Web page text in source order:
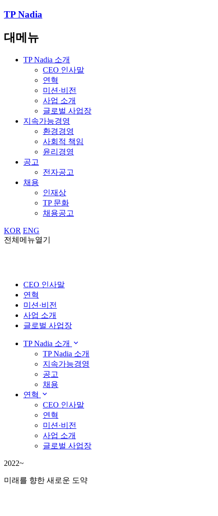
TP Nadia
대메뉴
TP Nadia 소개
CEO 인사말
연혁
미션·비전
사업 소개
글로벌 사업장
지속가능경영
환경경영
사회적 책임
윤리경영
공고
전자공고
채용
인재상
TP 문화
채용공고
KOR ENG
전체메뉴열기
CEO 인사말
연혁
미션·비전
사업 소개
글로벌 사업장
TP Nadia 소개
TP Nadia 소개
지속가능경영
공고
채용
연혁
CEO 인사말
연혁
미션·비전
사업 소개
글로벌 사업장
2022~
미래를 향한 새로운 도약